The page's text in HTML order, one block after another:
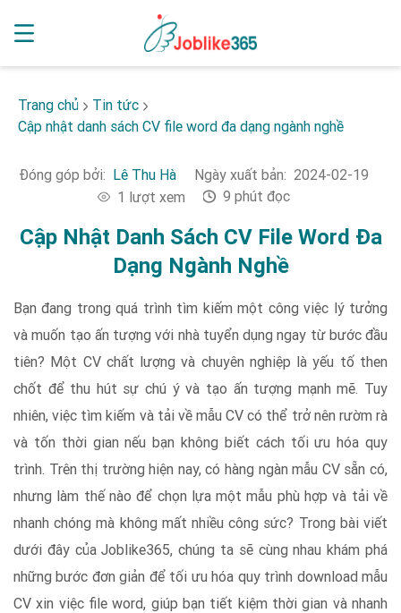
Trang chủ
Tin tức
Cập nhật danh sách CV file word đa dạng ngành nghề
Đóng góp bởi: Lê Thu Hà Ngày xuất bản: 2024-02-19
1 lượt xem
9 phút đọc
Cập Nhật Danh Sách CV File Word Đa
Dạng Ngành Nghề
Bạn đang trong quá trình tìm kiếm một công việc lý tưởng
và muốn tạo ấn tượng với nhà tuyển dụng ngay từ bước đầu
tiên? Một CV chất lượng và chuyên nghiệp là yếu tố then
chốt để thu hút sự chú ý và tạo ấn tượng mạnh mẽ. Tuy
nhiên, việc tìm kiếm và tải về mẫu CV có thể trở nên rườm rà
và tốn thời gian nếu bạn không biết cách tối ưu hóa quy
trình. Trên thị trường hiện nay, có hàng ngàn mẫu CV sẵn có,
nhưng làm thế nào để chọn lựa một mẫu phù hợp và tải về
nhanh chóng mà không mất nhiều công sức? Trong bài viết
dưới đây của Joblike365, chúng ta sẽ cùng nhau khám phá
những bước đơn giản để tối ưu hóa quy trình download mẫu
CV xin việc file word, giúp bạn tiết kiệm thời gian và nhanh